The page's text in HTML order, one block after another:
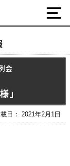
会
」
日： 2021年2月1日